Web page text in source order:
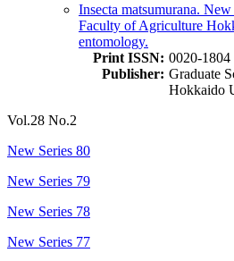
Insecta matsumurana.
Faculty of Agriculture
entomology.
Print ISSN: 0020-1804
Publisher: Graduate
Hokkaido
Vol.28 No.2
New Series 80
New Series 79
New Series 78
New Series 77